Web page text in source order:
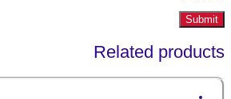
Related products